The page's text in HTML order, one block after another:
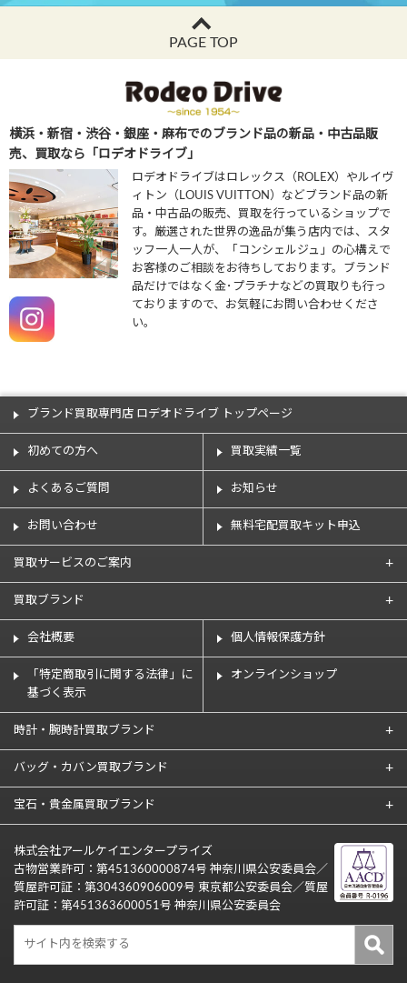
PAGE TOP
横浜・新宿・渋谷・銀座・麻布でのブランド品の新品・中古品販
売、買取なら「ロデオドライブ」
ロデオドライブはロレックス（ROLEX）やルイヴ
ィトン（LOUIS VUITTON）などブランド品の新
品・中古品の販売、買取を行っているショップで
す。厳選された世界の逸品が集う店内では、スタ
ッフ一人一人が、「コンシェルジュ」の心構えで
お客様のご相談をお待ちしております。ブランド
品だけではなく金･プラチナなどの買取りも行っ
ておりますので、お気軽にお問い合わせくださ
い。
ブランド買取専門店 ロデオドライブ トップページ
初めての方へ 買取実績一覧
よくあるご質問 お知らせ
お問い合わせ 無料宅配買取キット申込
買取サービスのご案内
買取ブランド
会社概要 個人情報保護方針
「特定商取引に関する法律」に
基づく表示
オンラインショップ
時計・腕時計買取ブランド
バッグ・カバン買取ブランド
宝石・貴金属買取ブランド
株式会社アールケイエンタープライズ
古物営業許可：第451360000874号 神奈川県公安委員会／
質屋許可証：第304360906009号 東京都公安委員会／質屋
許可証：第451363600051号 神奈川県公安委員会